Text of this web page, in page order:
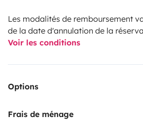
Les modalités de remboursement
de la date d'annulation de la
Voir les conditions
Options
Frais de ménage